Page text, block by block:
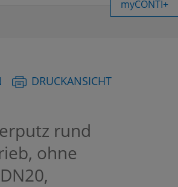
myCONTI+
DRUCKANSICHT
rund
ohne